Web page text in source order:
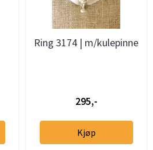
Ring 3174 | m/kulepinne
295,-
Kjøp